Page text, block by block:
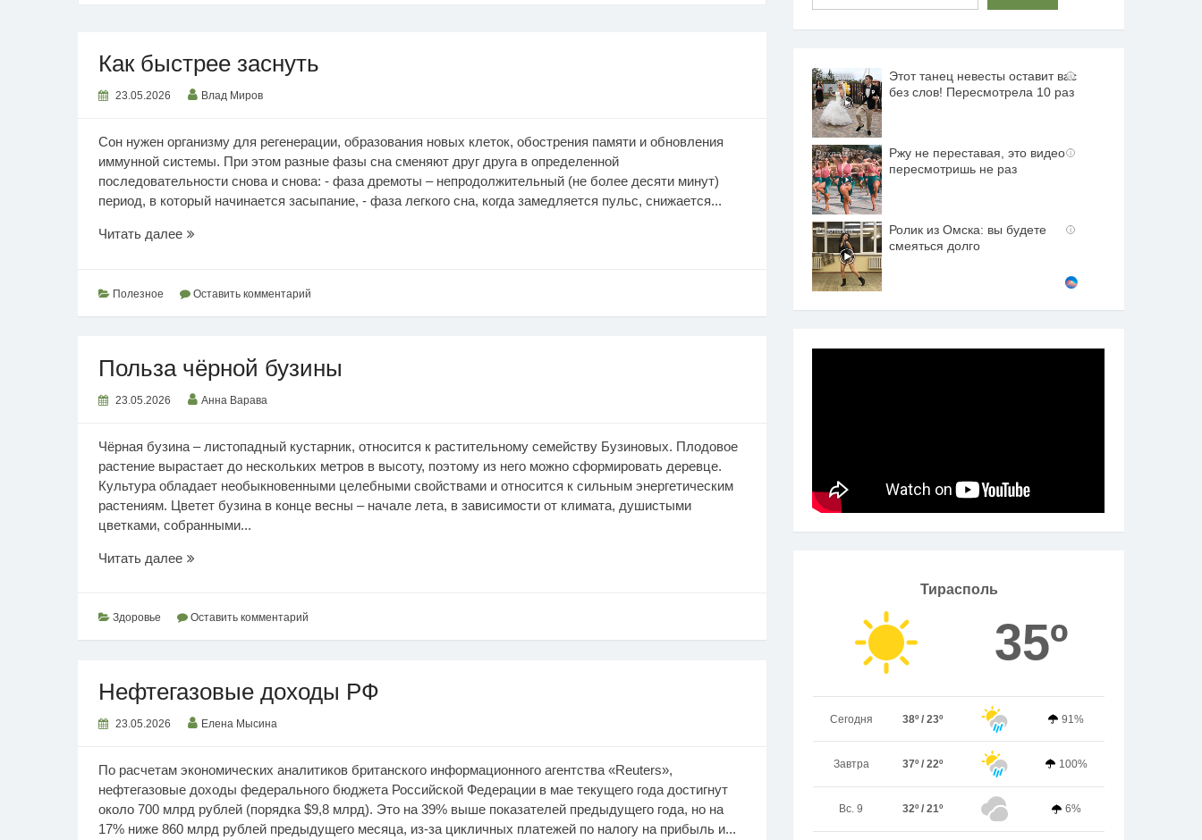
Как быстрее заснуть
23.05.2026 Влад Миров
Сон нужен организму для регенерации, образования новых клеток, обострения памяти и обновления
иммунной системы. При этом разные фазы сна сменяют друг друга в определенной
последовательности снова и снова: - фаза дремоты – непродолжительный (не более десяти минут)
период, в который начинается засыпание, - фаза легкого сна, когда замедляется пульс, снижается...
Читать далееКак
Полезное Оставить комментарий
Польза чёрной бузины
23.05.2026 Анна Варава
Чёрная бузина – листопадный кустарник, относится к растительному семейству Бузиновых. Плодовое
растение вырастает до нескольких метров в высоту, поэтому из него можно сформировать деревце.
Культура обладает необыкновенными целебными свойствами и относится к сильным энергетическим
растениям. Цветет бузина в конце весны – начале лета, в зависимости от климата, душистыми
цветками, собранными...
Читать далееПольза
Здоровье Оставить комментарий
Нефтегазовые доходы РФ
23.05.2026 Елена Мысина
По расчетам экономических аналитиков британского информационного агентства «Reuters»,
нефтегазовые доходы федерального бюджета Российской Федерации в мае текущего года достигнут
около 700 млрд рублей (порядка $9,8 млрд). Это на 39% выше показателей предыдущего года, но на
17% ниже 860 млрд рублей предыдущего месяца, из-за цикличных платежей по налогу на прибыль и...
i
Этот танец невесты оставит вас
без слов! Пересмотрела 10 раз
i
Ржу не переставая, это видео
пересмотришь не раз
i
Ролик из Омска: вы будете
смеяться долго
Тирасполь
35º
Сегодня 38º / 23º 91%
Завтра 37º / 22º 100%
Вс. 9 32º / 21º 6%